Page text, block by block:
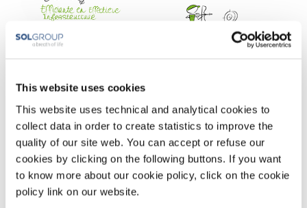
This website uses cookies
This website uses technical and analytical cookies to
collect data in order to create statistics to improve the
quality of our site web. You can accept or refuse our
cookies by clicking on the following buttons. If you want
to know more about our cookie policy, click on the cookie
policy link on our website.
Missie
Samen zorgen we voor meer leven in de dag van onze
patiënten.
VIVISOL Nederland levert medisch ondersteunende producten